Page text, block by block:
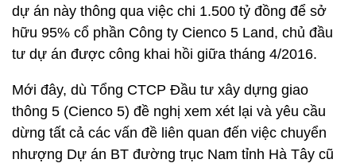
dự án này thông qua việc chi 1.500 tỷ đồng để sở
hữu 95% cổ phần Công ty Cienco 5 Land, chủ đầu
tư dự án được công khai hồi giữa tháng 4/2016.
Mới đây, dù Tổng CTCP Đầu tư xây dựng giao
thông 5 (Cienco 5) đề nghị xem xét lại và yêu cầu
dừng tất cả các vấn đề liên quan đến việc chuyển
nhượng Dự án BT đường trục Nam tỉnh Hà Tây cũ